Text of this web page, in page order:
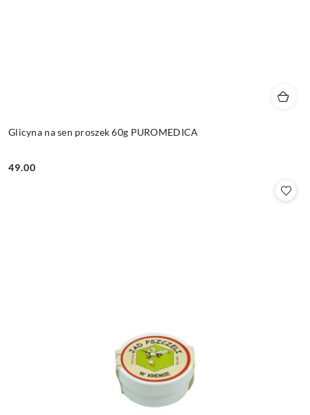
Glicyna na sen proszek 60g PUROMEDICA
Cena:
49.00